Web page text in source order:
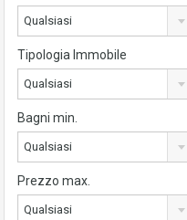
Qualsiasi
Tipologia Immobile
Qualsiasi
Bagni min.
Qualsiasi
Prezzo max.
Qualsiasi